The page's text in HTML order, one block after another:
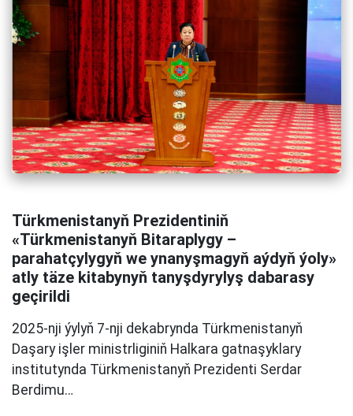
Türkmenistanyň Prezidentiniň
«Türkmenistanyň Bitaraplygy –
parahatçylygyň we ynanyşmagyň aýdyň ýoly»
atly täze kitabynyň tanyşdyrylyş dabarasy
geçirildi
2025-nji ýylyň 7-nji dekabrynda Türkmenistanyň
Daşary işler ministrliginiň Halkara gatnaşyklary
institutynda Türkmenistanyň Prezidenti Serdar
Berdimu…